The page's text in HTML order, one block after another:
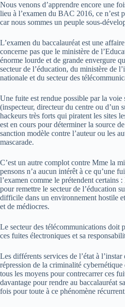
Nous venons d’apprendre encore une
lieu à l’examen du BAC 2016, ce n’est
car nous sommes un peuple sous-
L’examen du baccalauréat est une
concerne pas que le ministère de
énorme lourde et de grande envergure
secteur de l’éducation, du ministère de
nationale et du secteur des
Une fuite est rendue possible par la voie
(inspecteur, directeur du centre ou d’un
hackeurs très forts qui piratent les sites
est en cours pour déterminer la source
sanction modèle contre l’auteur ou les
mascarade.
C’est un autre complot contre Mme la
pensons n’a aucun intérêt à ce qu’une
l’examen comme le prétendent certains
pour remettre le secteur de l’éducation
difficile dans un environnement hostile
et de médiocres.
Le secteur des télécommunications doit
ces fuites électroniques et sa
Les différents services de l’état à
répression de la criminalité
tous les moyens pour contrecarrer ces
davantage pour rendre au baccalauréat
fois pour toute à ce phénomène